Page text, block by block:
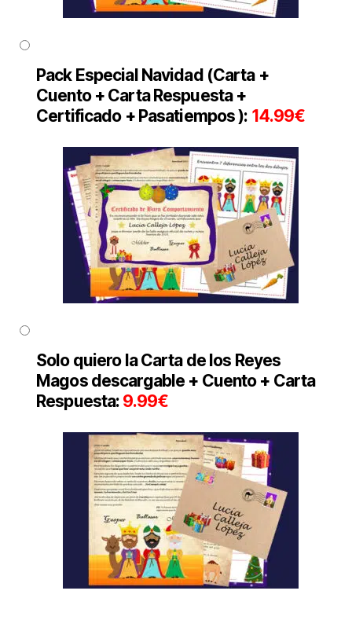
Pack Especial Navidad (Carta +
Cuento + Carta Respuesta +
Certificado + Pasatiempos ): 14.99€
Solo quiero la Carta de los Reyes
Magos descargable + Cuento + Carta
Respuesta: 9.99€